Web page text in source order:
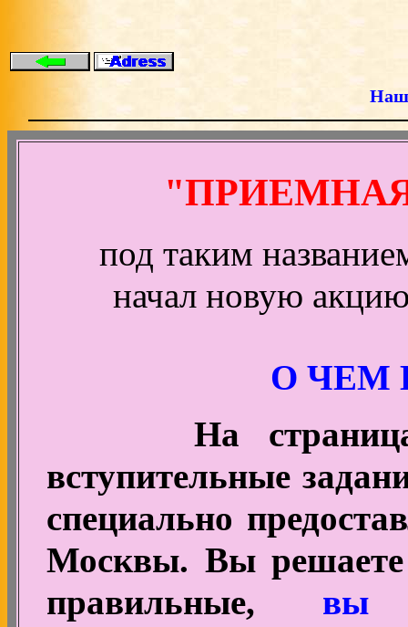
под таким
начал новую
О ЧЕМ
На страницах
вступительные
специально
Москвы. Вы решаете
правильные, вы